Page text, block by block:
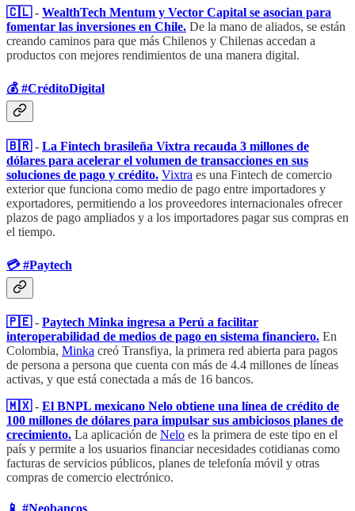
🇨🇱​ - WealthTech Mentum y Vector Capital se asocian para
fomentar las inversiones en Chile. De la mano de aliados, se están
creando caminos para que más Chilenos y Chilenas accedan a
productos con mejores rendimientos de una manera digital.
💰​ #CréditoDigital
🇧🇷​ - La Fintech brasileña Vixtra recauda 3 millones de
dólares para acelerar el volumen de transacciones en sus
soluciones de pago y crédito. Vixtra es una Fintech de comercio
exterior que funciona como medio de pago entre importadores y
exportadores, permitiendo a los proveedores internacionales ofrecer
plazos de pago ampliados y a los importadores pagar sus compras en
el tiempo.
💳​ #Paytech
🇵🇪​- Paytech Minka ingresa a Perú a facilitar
interoperabilidad de medios de pago en sistema financiero. En
Colombia, Minka creó Transfiya, la primera red abierta para pagos
de persona a persona que cuenta con más de 4.4 millones de líneas
activas, y que está conectada a más de 16 bancos.
🇲🇽​- El BNPL mexicano Nelo obtiene una línea de crédito de
100 millones de dólares para impulsar sus ambiciosos planes de
crecimiento. La aplicación de Nelo es la primera de este tipo en el
país y permite a los usuarios financiar necesidades cotidianas como
facturas de servicios públicos, planes de telefonía móvil y otras
compras de comercio electrónico.